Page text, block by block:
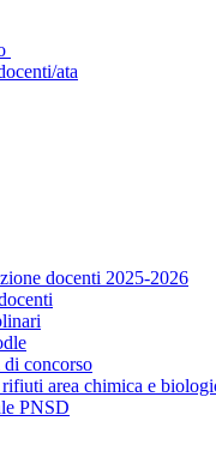
ata
docenti 2025-2026
concorso
area chimica e
PNSD